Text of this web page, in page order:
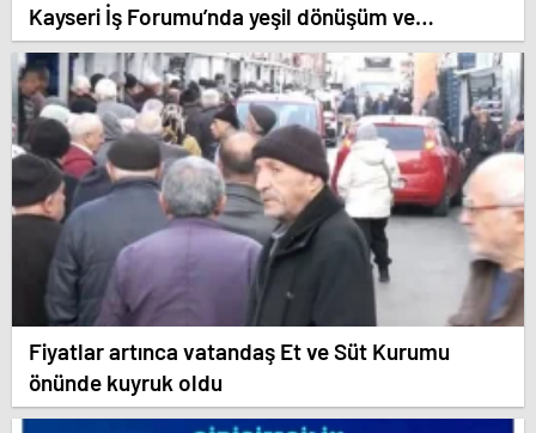
Kayseri İş Forumu’nda yeşil dönüşüm ve
dijitalleşme vurgusu yapıldı
Fiyatlar artınca vatandaş Et ve Süt Kurumu
önünde kuyruk oldu